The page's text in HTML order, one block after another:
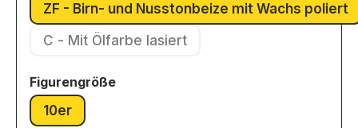
ZF - Birn- und Nusstonbeize mit Wachs poliert
(Diese Option ist zurzeit
C - Mit Ölfarbe lasiert
(Diese Option ist zurzeit nicht verfügbar.)
Figurengrößeauswählen
10er
(Diese Option ist zurzeit nicht verfügbar.)